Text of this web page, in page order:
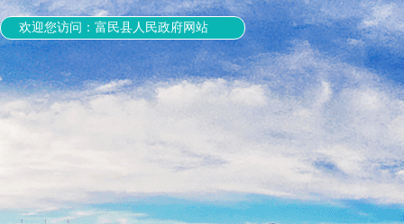
欢迎您访问：富民县人民政府网站